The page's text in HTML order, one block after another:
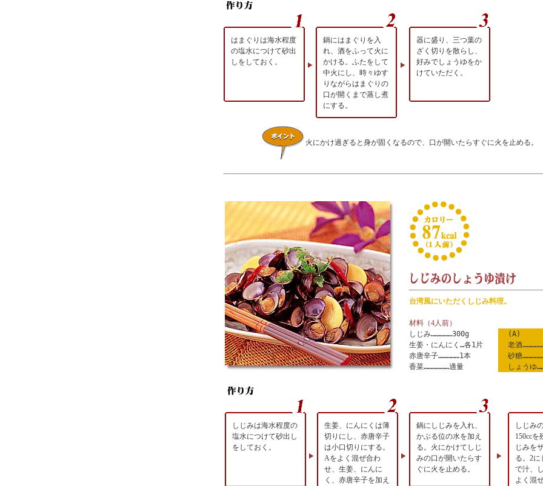
はまぐりは海水程度
の塩水につけて砂出
しをしておく。
鍋にはまぐりを入
れ、酒をふって火に
かける。ふたをして
中火にし、時々ゆす
りながらはまぐりの
口が開くまで蒸し煮
にする。
器に盛り、三つ葉の
ざく切りを散らし、
好みでしょうゆをか
けていただく。
火にかけ過ぎると身が固くなるので、口が開いたらすぐに火を止める。
台湾風にいただくしじみ料理。
材料（4人前）
しじみ……………300g
生姜・にんにく…各1片
赤唐辛子……………1本
香菜………………適量
(A)
老酒
砂糖
しょうゆ
しじみは海水程度の
塩水につけて砂出し
をしておく。
生姜、にんにくは薄
切りにし、赤唐辛子
は小口切りにする。
Aをよく混ぜ合わ
せ、生姜、にんに
く、赤唐辛子を加え
鍋にしじみを入れ、
かぶる位の水を加え
る。火にかけてしじ
みの口が開いたらす
ぐに火を止める。
しじみ
150ccを
じみを
る。2に
で汁、
よく混